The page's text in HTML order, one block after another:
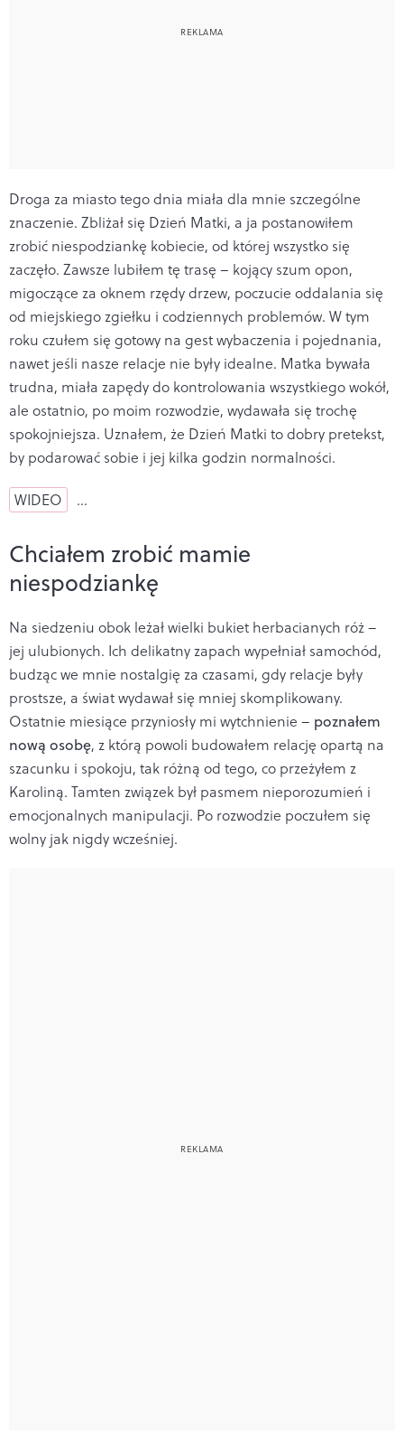
Droga za miasto tego dnia miała dla mnie szczególne
znaczenie. Zbliżał się Dzień Matki, a ja postanowiłem
zrobić niespodziankę kobiecie, od której wszystko się
zaczęło. Zawsze lubiłem tę trasę – kojący szum opon,
migoczące za oknem rzędy drzew, poczucie oddalania się
od miejskiego zgiełku i codziennych problemów. W tym
roku czułem się gotowy na gest wybaczenia i pojednania,
nawet jeśli nasze relacje nie były idealne. Matka bywała
trudna, miała zapędy do kontrolowania wszystkiego wokół,
ale ostatnio, po moim rozwodzie, wydawała się trochę
spokojniejsza. Uznałem, że Dzień Matki to dobry pretekst,
by podarować sobie i jej kilka godzin normalności.
WIDEO …
Chciałem zrobić mamie
niespodziankę
Na siedzeniu obok leżał wielki bukiet herbacianych róż –
jej ulubionych. Ich delikatny zapach wypełniał samochód,
budząc we mnie nostalgię za czasami, gdy relacje były
prostsze, a świat wydawał się mniej skomplikowany.
Ostatnie miesiące przyniosły mi wytchnienie – poznałem
nową osobę, z którą powoli budowałem relację opartą na
szacunku i spokoju, tak różną od tego, co przeżyłem z
Karoliną. Tamten związek był pasmem nieporozumień i
emocjonalnych manipulacji. Po rozwodzie poczułem się
wolny jak nigdy wcześniej.